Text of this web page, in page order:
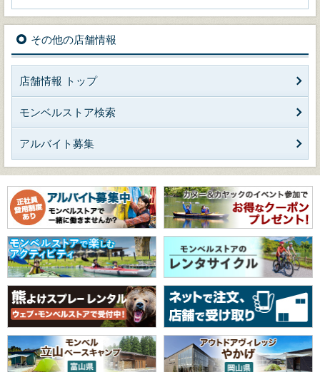
その他の店舗情報
店舗情報 トップ
モンベルストア検索
アルバイト募集